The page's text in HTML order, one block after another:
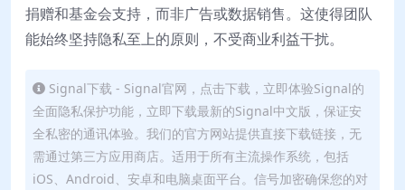
捐赠和基金会支持，而非广告或数据销售。这使得团队
能始终坚持隐私至上的原则，不受商业利益干扰。
Signal下载 - Signal官网，点击下载，立即体验Signal的
全面隐私保护功能，立即下载最新的Signal中文版，保证安
全私密的通讯体验。我们的官方网站提供直接下载链接，无
需通过第三方应用商店。适用于所有主流操作系统，包括
iOS、Android、安卓和电脑桌面平台。信号加密确保您的对